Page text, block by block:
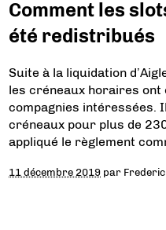
Comment les
été redistribués
Suite à la liquidation
les créneaux horaires
compagnies intéressées.
créneaux pour plus de
appliqué le règlement
11 décembre 2019 par